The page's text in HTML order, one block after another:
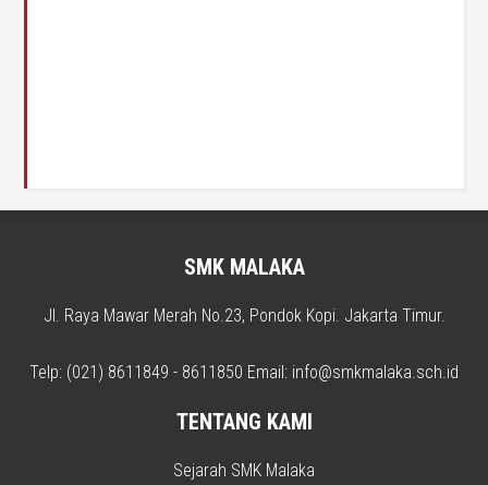
SMK MALAKA
Jl. Raya Mawar Merah No.23, Pondok Kopi. Jakarta Timur.
Telp: (021) 8611849 - 8611850 Email: info@smkmalaka.sch.id
TENTANG KAMI
Sejarah SMK Malaka